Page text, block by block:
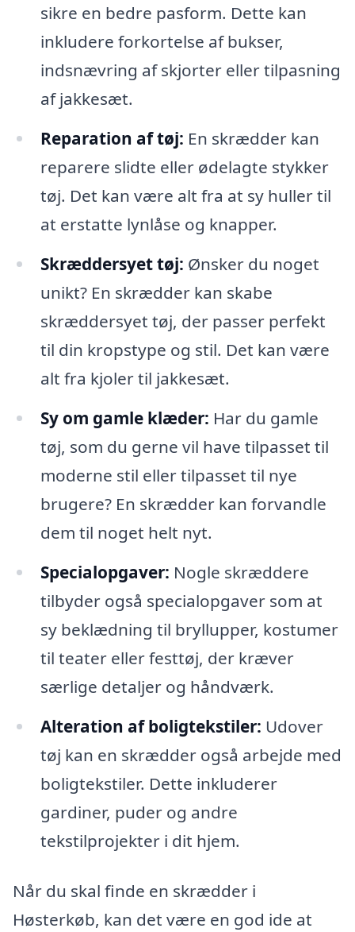
sikre en bedre pasform. Dette kan
inkludere forkortelse af bukser,
indsnævring af skjorter eller tilpasning
af jakkesæt.
Reparation af tøj: En skrædder kan
reparere slidte eller ødelagte stykker
tøj. Det kan være alt fra at sy huller til
at erstatte lynlåse og knapper.
Skræddersyet tøj: Ønsker du noget
unikt? En skrædder kan skabe
skræddersyet tøj, der passer perfekt
til din kropstype og stil. Det kan være
alt fra kjoler til jakkesæt.
Sy om gamle klæder: Har du gamle
tøj, som du gerne vil have tilpasset til
moderne stil eller tilpasset til nye
brugere? En skrædder kan forvandle
dem til noget helt nyt.
Specialopgaver: Nogle skræddere
tilbyder også specialopgaver som at
sy beklædning til bryllupper, kostumer
til teater eller festtøj, der kræver
særlige detaljer og håndværk.
Alteration af boligtekstiler: Udover
tøj kan en skrædder også arbejde med
boligtekstiler. Dette inkluderer
gardiner, puder og andre
tekstilprojekter i dit hjem.
Når du skal finde en skrædder i
Høsterkøb, kan det være en god ide at